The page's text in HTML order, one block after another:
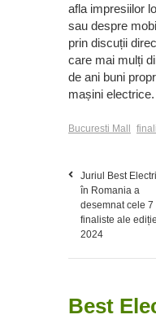
afla impresiilor
sau despre
prin discuții
care mai mulți
de ani buni
mașini electrice.
Bucuresti Mall
Juriul Best
în Romania a
desemnat cele 7
finaliste ale
2024
Best